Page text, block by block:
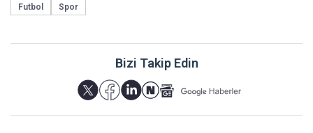
Futbol Spor
Bizi Takip Edin